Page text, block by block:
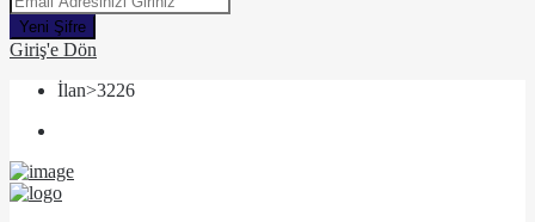
Yeni Şifre
Giriş'e Dön
İlan>3226